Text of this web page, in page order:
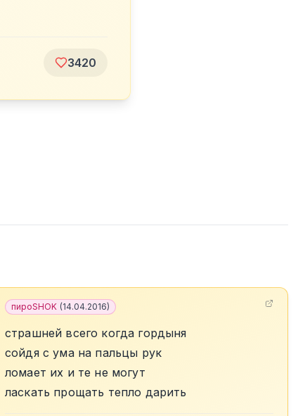
3420
пироSHOK (14.04.2016)
страшней всего когда гордыня
сойдя с ума на пальцы рук
ломает их и те не могут
ласкать прощать тепло дарить